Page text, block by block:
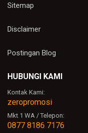
Sitemap
Disclaimer
Postingan Blog
HUBUNGI KAMI
Kontak Kami:
zeropromosi
Mkt 1 WA / Telepon:
0877 8186 7176